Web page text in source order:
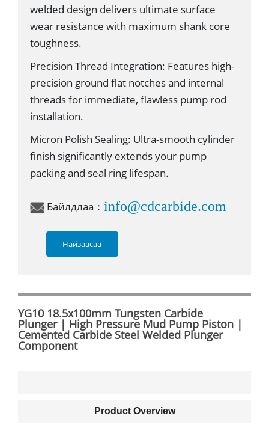
welded design delivers ultimate surface
wear resistance with maximum shank core
toughness.
Precision Thread Integration: Features high-
precision ground flat notches and internal
threads for immediate, flawless pump rod
installation.
Micron Polish Sealing: Ultra-smooth cylinder
finish significantly extends your pump
packing and seal ring lifespan.
Байлдлаа： info@cdcarbide.com
Найзаасаа
YG10 18.5x100mm Tungsten Carbide
Plunger | High Pressure Mud Pump Piston |
Cemented Carbide Steel Welded Plunger
Component
Product Overview